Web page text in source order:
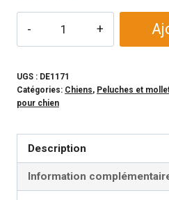
FOR
PAWS
Ensemble
de
jouet
Croissant
UGS : DE1171
Catégories: Chiens, Peluches et
pour chien
Description
Information